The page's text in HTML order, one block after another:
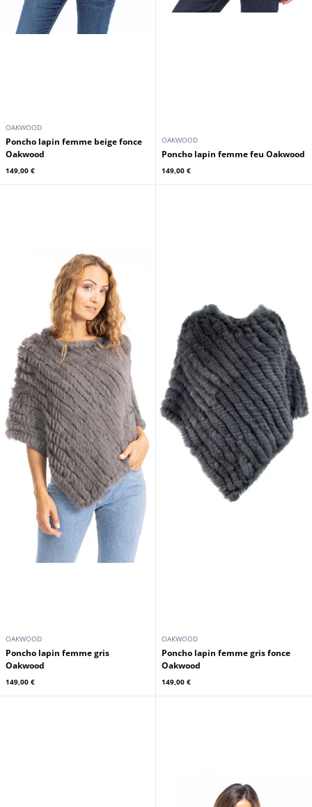
OAKWOOD
Poncho lapin femme beige fonce
Oakwood
149,00 €
OAKWOOD
Poncho lapin femme feu Oakwood
149,00 €
OAKWOOD
Poncho lapin femme gris
Oakwood
149,00 €
OAKWOOD
Poncho lapin femme gris fonce
Oakwood
149,00 €